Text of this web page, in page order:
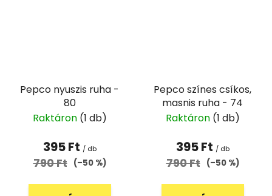
Pepco nyuszis ruha -
80
Raktáron (1 db)
395 Ft / db
790 Ft (–50 %)
Pepco színes csíkos,
masnis ruha - 74
Raktáron (1 db)
395 Ft / db
790 Ft (–50 %)